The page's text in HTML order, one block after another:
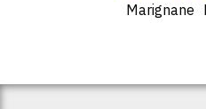
Marignane